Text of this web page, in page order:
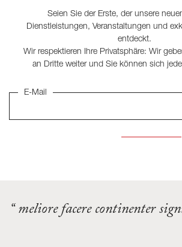
Seien Sie der Erste, der unsere
Dienstleistungen, Veranstaltungen und
entdeckt.
Wir respektieren Ihre Privatsphäre: Wir
an Dritte weiter und Sie können sich
E-Mail
“ meliore facere continenter